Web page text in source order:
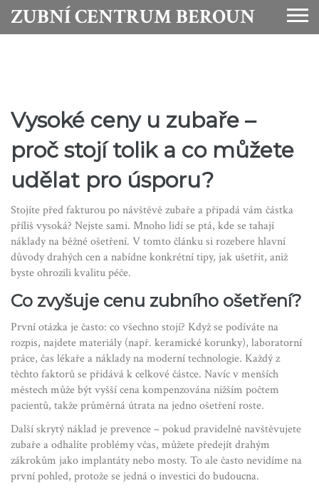
ZUBNÍ CENTRUM BEROUN
Vysoké ceny u zubaře –
proč stojí tolik a co můžete
udělat pro úsporu?
Stojíte před fakturou po návštěvě zubaře a připadá vám částka
příliš vysoká? Nejste sami. Mnoho lidí se ptá, kde se tahají
náklady na běžné ošetření. V tomto článku si rozebere hlavní
důvody drahých cen a nabídne konkrétní tipy, jak ušetřit, aniž
byste ohrozili kvalitu péče.
Co zvyšuje cenu zubního ošetření?
První otázka je často: co všechno stojí? Když se podíváte na
rozpis, najdete materiály (např. keramické korunky), laboratorní
práce, čas lékaře a náklady na moderní technologie. Každý z
těchto faktorů se přidává k celkové částce. Navíc v menších
městech může být vyšší cena kompenzována nižším počtem
pacientů, takže průměrná útrata na jedno ošetření roste.
Další skrytý náklad je prevence – pokud pravidelně navštěvujete
zubaře a odhalíte problémy včas, můžete předejít drahým
zákrokům jako implantáty nebo mosty. To ale často nevidíme na
první pohled, protože se jedná o investici do budoucna.